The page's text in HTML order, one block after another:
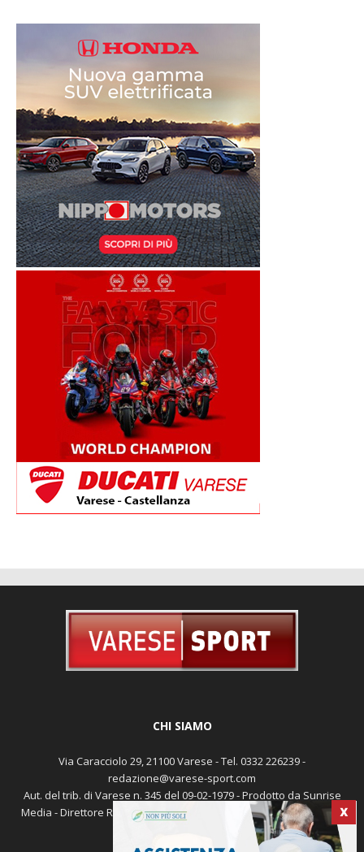
X
CHI SIAMO
Via Caracciolo 29, 21100 Varese - Tel. 0332 226239 -
redazione@varese-sport.com
Aut. del trib. di Varese n. 345 del 09-02-1979 - Prodotto da Sunrise
Media - Direttore Responsabile: Michele Marocco -Cookie policy